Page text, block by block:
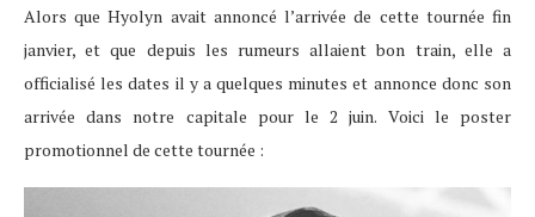
Alors que Hyolyn avait annoncé l’arrivée de cette tournée fin
janvier, et que depuis les rumeurs allaient bon train, elle a
officialisé les dates il y a quelques minutes et annonce donc son
arrivée dans notre capitale pour le 2 juin. Voici le poster
promotionnel de cette tournée :